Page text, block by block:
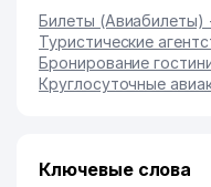
Билеты
Туристические
Бронирование
Круглосуточные
Ключевые слова